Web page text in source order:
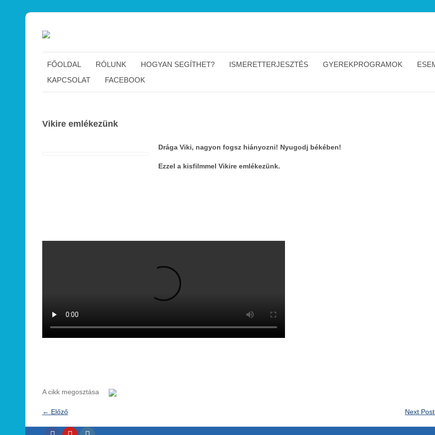
FŐOLDAL RÓLUNK HOGYAN SEGÍTHET? ISMERETTERJESZTÉS GYEREKPROGRAMOK
KAPCSOLAT
FACEBOOK
Vikire emlékezünk
Drága Viki, nagyon fogsz hiányozni! Nyugodj békében!
Ezzel a kisfilmmel Vikire emlékezünk.
A cikk megosztása
← Előző Next